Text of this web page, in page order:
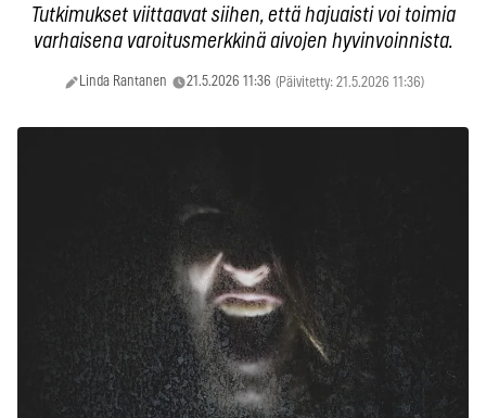
Tutkimukset viittaavat siihen, että hajuaisti voi toimia
varhaisena varoitusmerkkinä aivojen hyvinvoinnista.
Linda Rantanen 21.5.2026 11:36 (Päivitetty: 21.5.2026 11:36)